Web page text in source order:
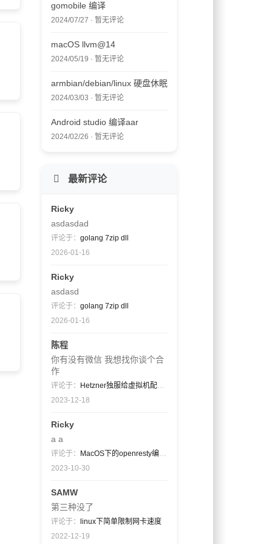
gomobile 编译
2024/07/27 · 暂无评论
macOS llvm@14
2024/05/19 · 暂无评论
armbian/debian/linux 硬盘休眠
2024/03/03 · 暂无评论
Android studio 编译aar
2024/02/26 · 暂无评论
最新评论
Ricky
asdasdad
评论于： golang 7zip dll
2026-01-16
Ricky
asdasd
评论于： golang 7zip dll
2026-01-16
陈程
你有没有微信 我想找你谈个合
作
评论于：
Hetzner独服给虚拟机配置公网ip段（非同一网关）
2023-12-18
Ricky
a a
评论于：
MacOS下的openresty编译过程
2023-10-30
SAMW
第三种没了
评论于：
linux下简单限制网卡速度
2022-12-19